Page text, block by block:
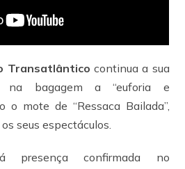
Transatlântico continua a sua
na bagagem a “euforia e
o mote de “Ressaca Bailada”,
seus espectáculos.
confirmada no